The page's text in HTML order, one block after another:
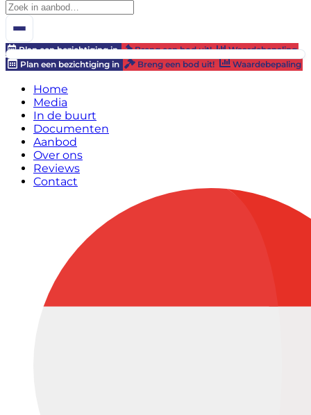
Plan een bezichtiging in Breng een bod uit!
Waardebepaling
Plan een bezichtiging in
Breng een bod uit! Waardebepaling
Home
Media
In de buurt
Documenten
Aanbod
Over ons
Reviews
Contact